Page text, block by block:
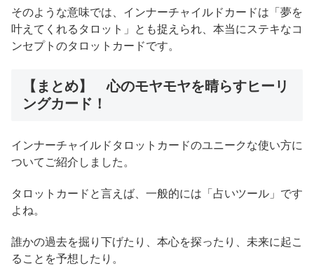
そのような意味では、インナーチャイルドカードは「夢を
叶えてくれるタロット」とも捉えられ、本当にステキなコ
ンセプトのタロットカードです。
【まとめ】 心のモヤモヤを晴らすヒーリ
ングカード！
インナーチャイルドタロットカードのユニークな使い方に
ついてご紹介しました。
タロットカードと言えば、一般的には「占いツール」です
よね。
誰かの過去を掘り下げたり、本心を探ったり、未来に起こ
ることを予想したり。